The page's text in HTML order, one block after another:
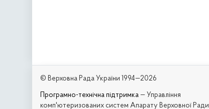
© Верховна Рада України 1994—2026
Програмно-технічна підтримка — Управління
комп'ютеризованих систем Апарату Верховної Ради